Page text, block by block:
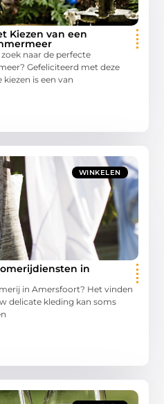
Kiezen van een
naar de perfecte
Gefeliciteerd met deze
is een van
WINKELEN
in
in Amersfoort? Het vinden
delicate kleding kan soms